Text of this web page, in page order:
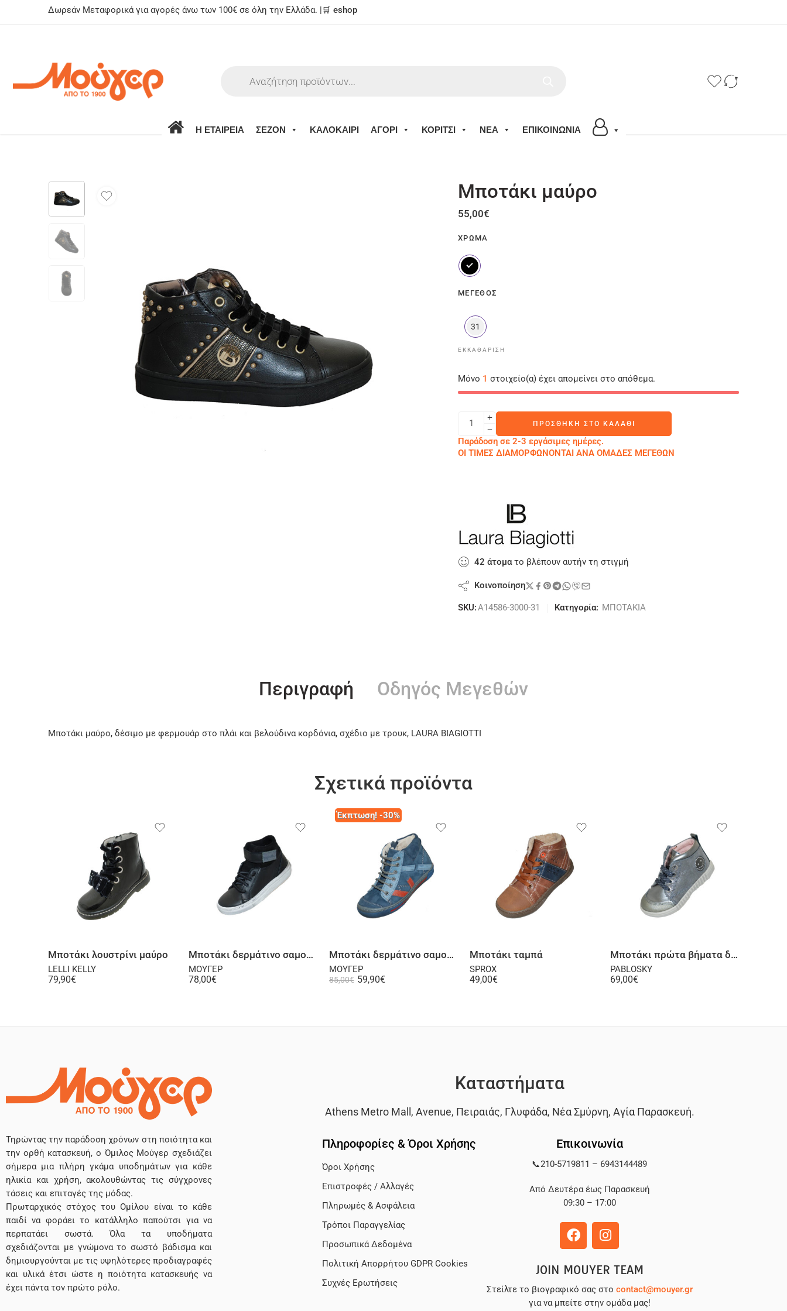
Δωρεάν Μεταφορικά για αγορές άνω των 100€ σε όλη την Ελλάδα. |🛒 eshop
Η ΕΤΑΙΡΕΙΑ ΣΕΖΟΝ ΚΑΛΟΚΑΙΡΙ ΑΓΟΡΙ ΚΟΡΙΤΣΙ ΝΕΑ ΕΠΙΚΟΙΝΩΝΙΑ
Μποτάκι μαύρο
55,00€
ΧΡΏΜΑ
ΜΈΓΕΘΟΣ
31
ΕΚΚΑΘΆΡΙΣΗ
Μόνο 1 στοιχείο(α) έχει απομείνει στο απόθεμα.
ΠΡΟΣΘΉΚΗ ΣΤΟ ΚΑΛΆΘΙ
Παράδοση σε 2-3 εργάσιμες ημέρες.
ΟΙ ΤΙΜΕΣ ΔΙΑΜΟΡΦΩΝΟΝΤΑΙ ΑΝΑ ΟΜΑΔΕΣ ΜΕΓΕΘΩΝ
42 άτοματο βλέπουν αυτήν τη στιγμή
Κοινοποίηση
SKU:A14586-3000-31 Κατηγορία: ΜΠΟΤΑΚΙΑ
Περιγραφή Οδηγός Μεγεθών
Μποτάκι μαύρο, δέσιμο με φερμουάρ στο πλάι και βελούδινα κορδόνια, σχέδιο με τρουκ, LAURA BIAGIOTTI
Σχετικά προϊόντα
Μποτάκι λουστρίνι μαύρο
LELLI KELLY
79,90€
Μποτάκι δερμάτινο σαμουά μαύρο
ΜΟΥΓΕΡ
78,00€
Έκπτωση! -30%
Μποτάκι δερμάτινο σαμουά μπλε
ΜΟΥΓΕΡ
85,00€ 59,90€
Μποτάκι ταμπά
SPROX
49,00€
Μποτάκι πρώτα βήματα δερμάτινο γκρι
PABLOSKY
69,00€
Τηρώντας την παράδοση χρόνων στη ποιότητα και
την ορθή κατασκευή, ο Όμιλος Μούγερ σχεδιάζει
σήμερα μια πλήρη γκάμα υποδημάτων για κάθε
ηλικία και χρήση, ακολουθώντας τις σύγχρονες
τάσεις και επιταγές της μόδας.
Πρωταρχικός στόχος του Ομίλου είναι το κάθε
παιδί να φοράει το κατάλληλο παπούτσι για να
περπατάει σωστά. Όλα τα υποδήματα
σχεδιάζονται με γνώμονα το σωστό βάδισμα και
δημιουργούνται με τις υψηλότερες προδιαγραφές
και υλικά έτσι ώστε η ποιότητα κατασκευής να
έχει πάντα τον πρώτο ρόλο.
Καταστήματα
Athens Metro Mall , Avenue, Πειραιάς, Γλυφάδα, Νέα Σμύρνη, Αγία Παρασκευή.
Πληροφορίες & Όροι Χρήσης
Όροι Χρήσης
Επιστροφές / Αλλαγές
Πληρωμές & Ασφάλεια
Τρόποι Παραγγελίας
Προσωπικά Δεδομένα
Πολιτική Απορρήτου GDPR Cookies
Συχνές Ερωτήσεις
Επικοινωνία
📞210-5719811 – 6943144489
Από Δευτέρα έως Παρασκευή
09:30 – 17:00
JOIN MOUYER TEAM
Στείλτε το βιογραφικό σας στο contact@mouyer.gr
για να μπείτε στην ομάδα μας!